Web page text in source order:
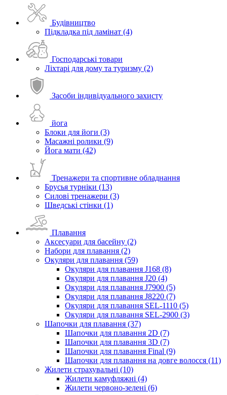
Будівництво
Підкладка під ламінат (4)
Господарські товари
Ліхтарі для дому та туризму (2)
Засоби індивідуального захисту
йога
Блоки для йоги (3)
Масажні ролики (9)
Йога мати (42)
Тренажери та спортивне обладнання
Брусья турніки (13)
Силові тренажери (3)
Шведські стінки (1)
Плавання
Аксесуари для басейну (2)
Набори для плавання (2)
Окуляри для плавання (59)
Окуляри для плавання J168 (8)
Окуляри для плавання J20 (4)
Окуляри для плавання J7900 (5)
Окуляри для плавання J8220 (7)
Окуляри для плавання SEL-1110 (5)
Окуляри для плавання SEL-2900 (3)
Шапочки для плавання (37)
Шапочки для плавання 2D (7)
Шапочки для плавання 3D (7)
Шапочки для плавання Final (9)
Шапочки для плавання на довге волосся (11)
Жилети страхувальні (10)
Жилети камуфляжні (4)
Жилети червоно-зелені (6)